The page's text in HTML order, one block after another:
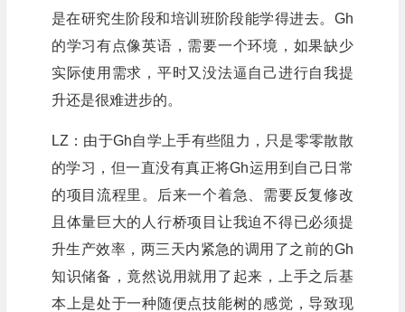
是在研究生阶段和培训班阶段能学得进去。Gh
的学习有点像英语，需要一个环境，如果缺少
实际使用需求，平时又没法逼自己进行自我提
升还是很难进步的。
LZ：由于Gh自学上手有些阻力，只是零零散散
的学习，但一直没有真正将Gh运用到自己日常
的项目流程里。后来一个着急、需要反复修改
且体量巨大的人行桥项目让我迫不得已必须提
升生产效率，两三天内紧急的调用了之前的Gh
知识储备，竟然说用就用了起来，上手之后基
本上是处于一种随便点技能树的感觉，导致现